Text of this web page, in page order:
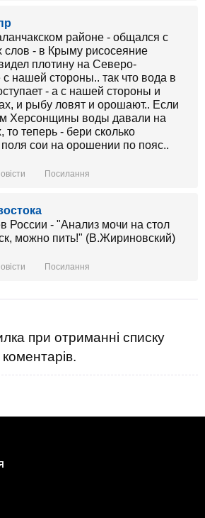
районе - общался с
слов - в Крыму рисосеяние
плотину на Северо-
нашей стороны.. так что вода в
- а с нашей стороны и
и рыбу ловят и орошают.. Если
Херсонщины воды давали на
то теперь - бери сколько
сои на орошении по пояс..
Посилання
России - "Анализ мочи на стол
можно пить!" (В.Жириновский)
Посилання
при отриманні списку
коментарів.